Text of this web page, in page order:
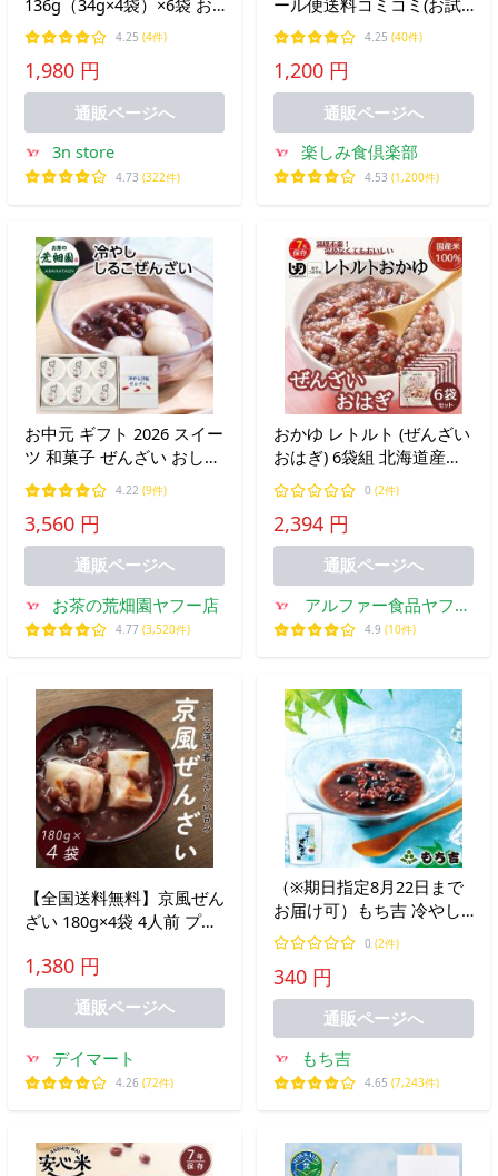
しるこ 即席
4.25 (4件)
1,980 円
通販ページへ
3n store
4.73 (322件)
し) あずき 小豆 アズキ 善
哉
4.25 (40件)
1,200 円
通販ページへ
楽しみ食倶楽部
4.53 (1,200件)
お中元 ギフト 2026 スイー
ツ 和菓子 ぜんざい おしる
こ プレゼント お取り寄せ
グルメ 冷やししるこぜん
ざい6ヶ入り 爆買 ポイン
ト利用 ポイント消化
4.22 (9件)
3,560 円
通販ページへ
お茶の荒畑園ヤフー店
4.77 (3,520件)
おかゆ レトルト (ぜんざい
おはぎ) 6袋組 北海道産小
豆 アレルギー対応 非常食
7年保存 アルファー食品
0 (2件)
2,394 円
通販ページへ
アルファー食品ヤフー
店
4.9 (10件)
【全国送料無料】京風ぜん
ざい 180g×4袋 4人前 プロ
1,380 円
通販ページへ
デイマート
4.26 (72件)
（※期日指定8月22日まで
お届け可）もち吉 冷やし
ぜんざい（1袋）
0 (2件)
340 円
通販ページへ
もち吉
4.65 (7,243件)